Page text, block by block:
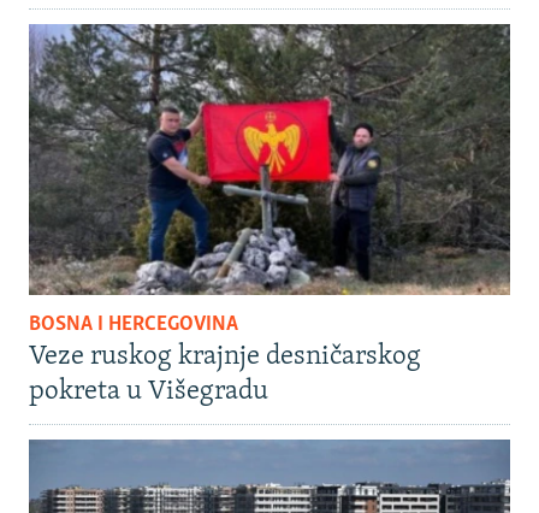
BOSNA I HERCEGOVINA
Veze ruskog krajnje desničarskog
pokreta u Višegradu